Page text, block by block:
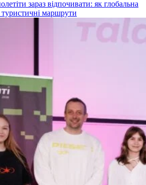
зараз відпочивати: як глобальна
туристичні маршрути